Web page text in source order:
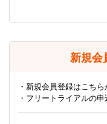
新規会
・新規会員登録はこちら
・フリートライアルの申